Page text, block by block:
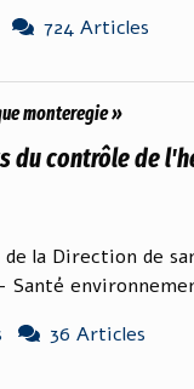
724 Articles
monteregie »
du contrôle de
la Direction de
36 Articles